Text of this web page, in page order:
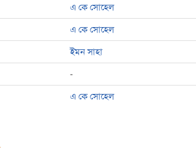
এ কে সোহেল
এ কে সোহেল
ইমন সাহা
-
এ কে সোহেল